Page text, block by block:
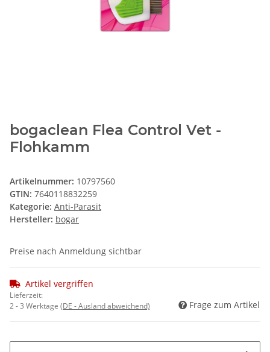
bogaclean Flea Control Vet -
Flohkamm
Artikelnummer: 10797560
GTIN: 7640118832259
Kategorie: Anti-Parasit
Hersteller: bogar
Preise nach Anmeldung sichtbar
Artikel vergriffen
Lieferzeit:
2 - 3 Werktage (DE - Ausland abweichend) Frage zum Artikel